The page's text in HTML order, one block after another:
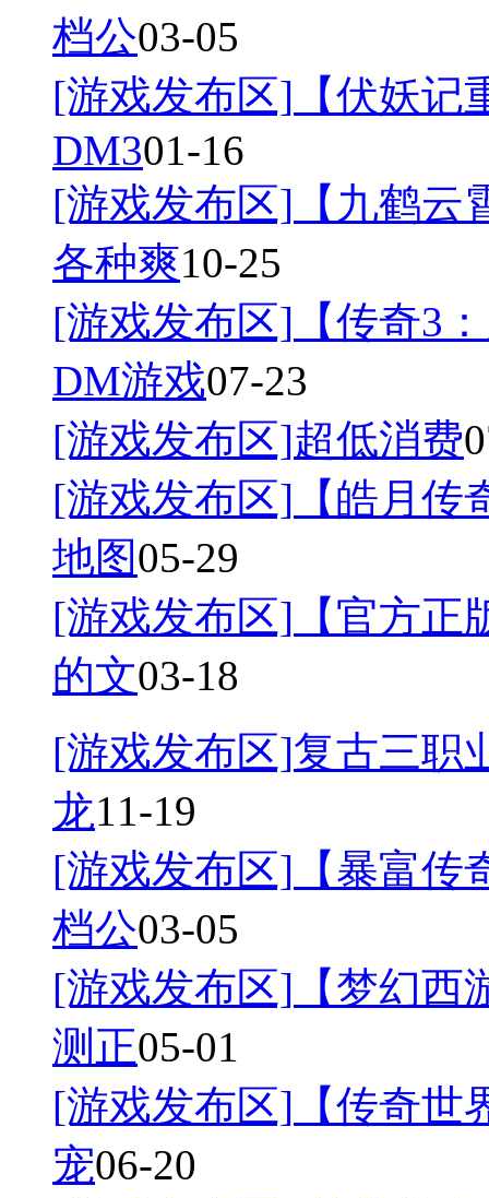
档公03-05
[游戏发布区] 【伏妖
DM301-16
[游戏发布区] 【九鹤
各种爽10-25
[游戏发布区] 【传奇3
DM游戏07-23
[游戏发布区]超低消费
[游戏发布区] 【皓月
地图05-29
[游戏发布区] 【官方
的文03-18
[游戏发布区]复古三职
龙11-19
[游戏发布区] 【暴富
档公03-05
[游戏发布区] 【梦幻
测正05-01
[游戏发布区] 【传奇
宠06-20